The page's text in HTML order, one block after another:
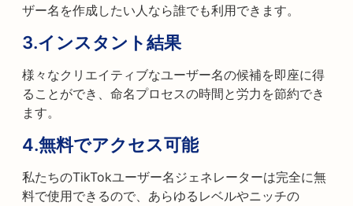
ザー名を作成したい人なら誰でも利用できます。
3.インスタント結果
様々なクリエイティブなユーザー名の候補を即座に得
ることができ、命名プロセスの時間と労力を節約でき
ます。
4.無料でアクセス可能
私たちのTikTokユーザー名ジェネレーターは完全に無
料で使用できるので、あらゆるレベルやニッチの